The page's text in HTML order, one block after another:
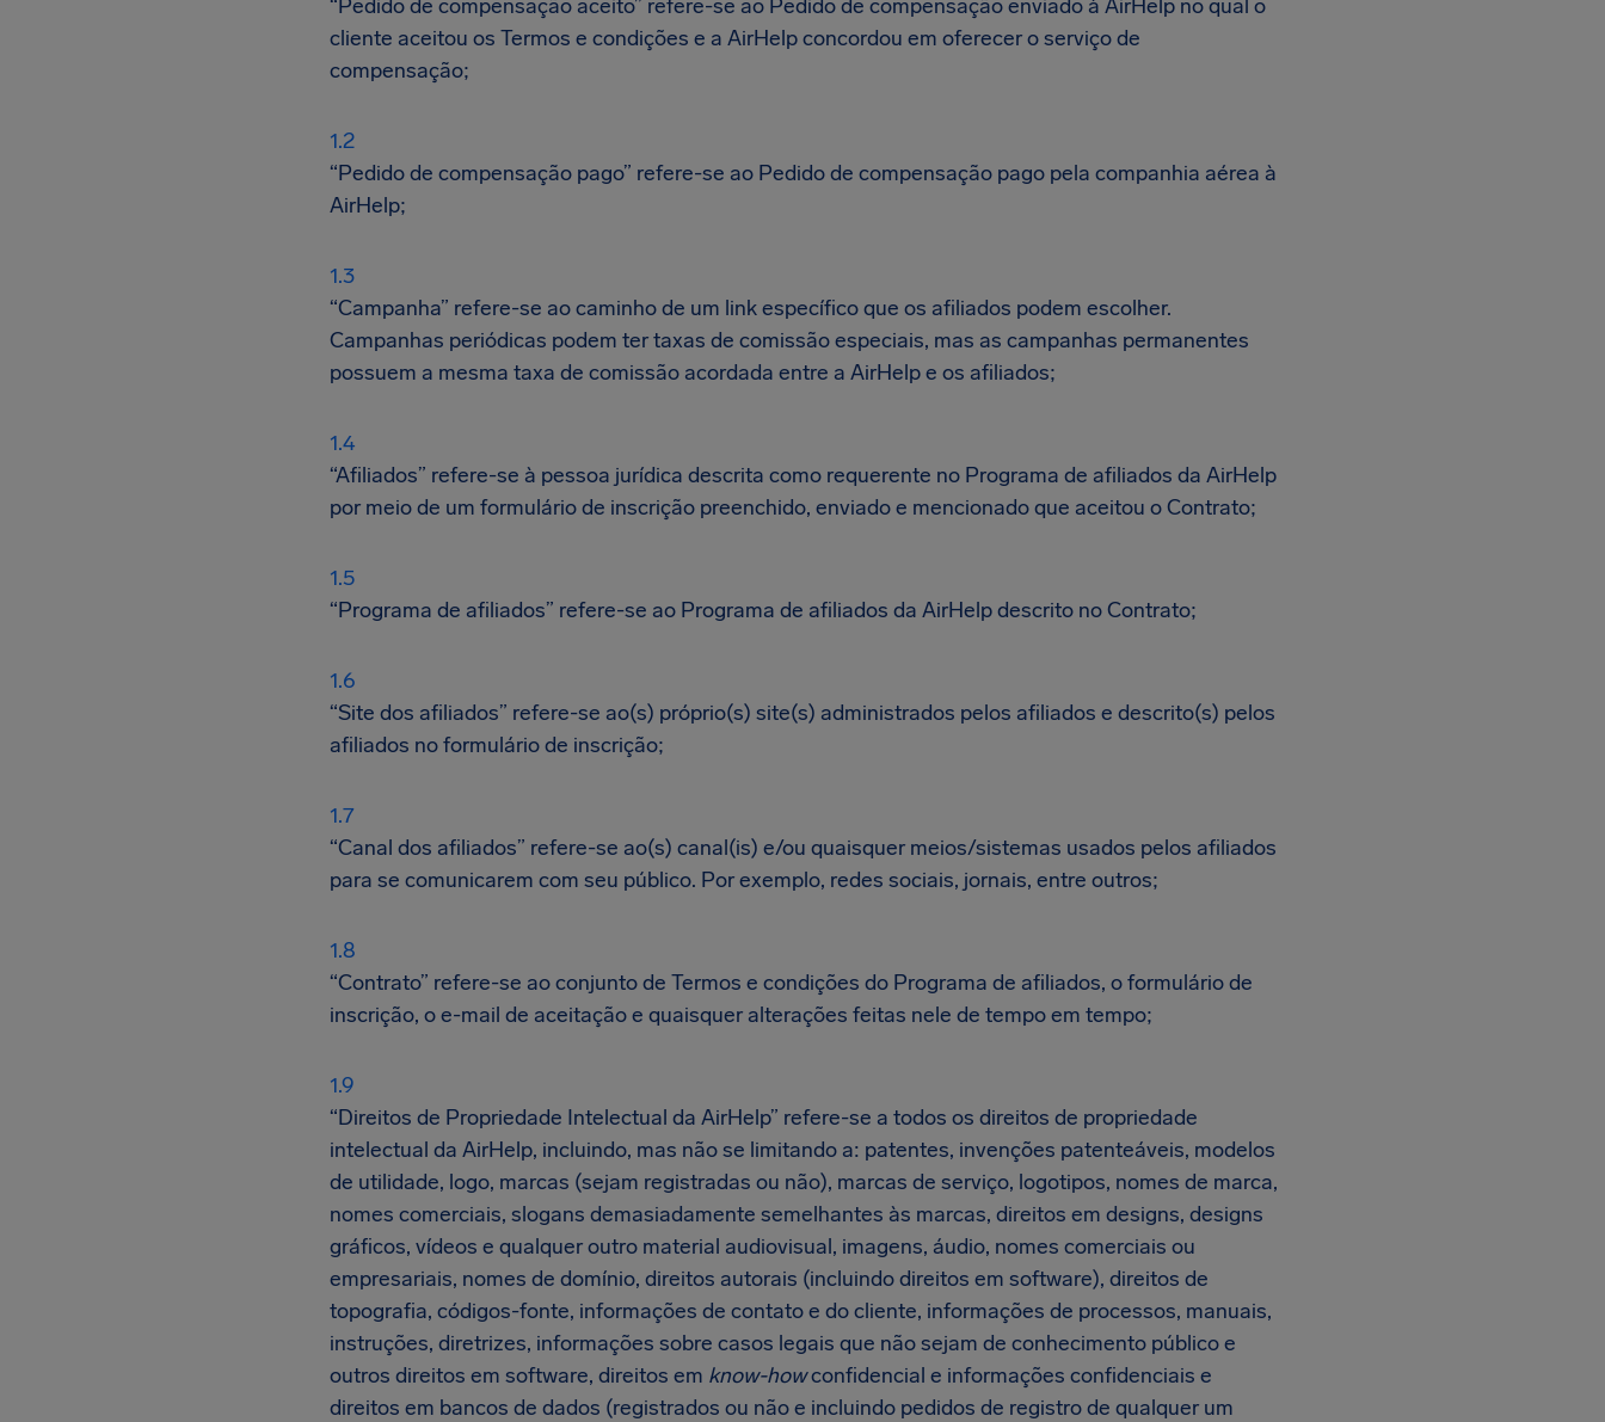
“Pedido de compensação aceito” refere-se ao Pedido de compensação enviado à AirHelp no qual o
cliente aceitou os Termos e condições e a AirHelp concordou em oferecer o serviço de
compensação;
“Pedido de compensação pago” refere-se ao Pedido de compensação pago pela companhia aérea à
AirHelp;
“Campanha” refere-se ao caminho de um link específico que os afiliados podem escolher.
Campanhas periódicas podem ter taxas de comissão especiais, mas as campanhas permanentes
possuem a mesma taxa de comissão acordada entre a AirHelp e os afiliados;
“Afiliados” refere-se à pessoa jurídica descrita como requerente no Programa de afiliados da AirHelp
por meio de um formulário de inscrição preenchido, enviado e mencionado que aceitou o Contrato;
“Programa de afiliados” refere-se ao Programa de afiliados da AirHelp descrito no Contrato;
“Site dos afiliados” refere-se ao(s) próprio(s) site(s) administrados pelos afiliados e descrito(s) pelos
afiliados no formulário de inscrição;
“Canal dos afiliados” refere-se ao(s) canal(is) e/ou quaisquer meios/sistemas usados pelos afiliados
para se comunicarem com seu público. Por exemplo, redes sociais, jornais, entre outros;
“Contrato” refere-se ao conjunto de Termos e condições do Programa de afiliados, o formulário de
inscrição, o e-mail de aceitação e quaisquer alterações feitas nele de tempo em tempo;
“Direitos de Propriedade Intelectual da AirHelp” refere-se a todos os direitos de propriedade
intelectual da AirHelp, incluindo, mas não se limitando a: patentes, invenções patenteáveis, modelos
de utilidade, logo, marcas (sejam registradas ou não), marcas de serviço, logotipos, nomes de marca,
nomes comerciais, slogans demasiadamente semelhantes às marcas, direitos em designs, designs
gráficos, vídeos e qualquer outro material audiovisual, imagens, áudio, nomes comerciais ou
empresariais, nomes de domínio, direitos autorais (incluindo direitos em software), direitos de
topografia, códigos-fonte, informações de contato e do cliente, informações de processos, manuais,
instruções, diretrizes, informações sobre casos legais que não sejam de conhecimento público e
outros direitos em software, direitos em know-howconfidencial e informações confidenciais e
direitos em bancos de dados (registrados ou não e incluindo pedidos de registro de qualquer um